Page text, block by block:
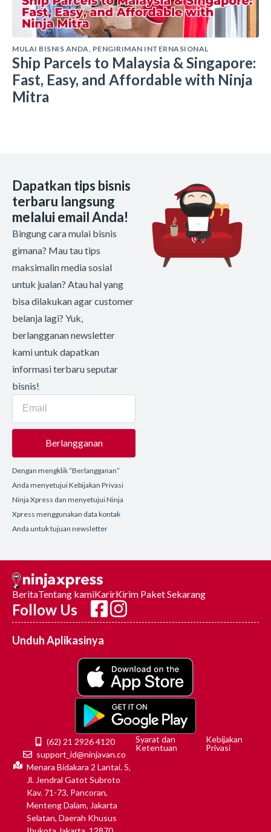
MULAI BISNIS ANDA PENGIRIMAN INTERNASIONAL
Ship Parcels to Malaysia & Singapore:
Fast, Easy, and Affordable with Ninja
Mitra
Dapatkan tips bisnis
terbaru langsung
melalui email Anda!
Bingung cara mulai bisnis
gimana? Mau tau tips
maksimalin media sosial
untuk jualan? Atau hal yang
bisa dilakukan agar customer
belanja lagi? Yuk,
berlangganan newsletter
kami untuk dapatkan
informasi terbaru seputar
bisnis!
Berlangganan
Dengan mengklik “Berlangganan”
Anda menyetujui Kebijakan Privasi
Ninja Xpress dan menyetujui Ninja
Xpress menggunakan data kontak
Anda untuk tujuan newsletter
BeritaTentang kamiKarirKirim Paket Sekarang
Follow Us
Unduh Aplikasinya
(62) 21 2926 4120
support_id@ninjavan.co
Menara Bidakara 2 Lantai. 5,
Jl. Jendral Gatot Subroto
Kav. 71-73, Pancoran,
Menteng Dalam, Jakarta
Selatan, Daerah Khusus
Syarat dan
Ketentuan
Kebijakan
Privasi